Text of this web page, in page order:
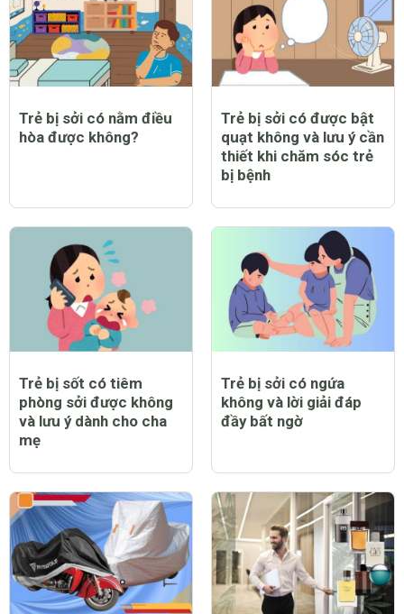
Trẻ bị sởi có nằm điều
hòa được không?
Trẻ bị sởi có được bật
quạt không và lưu ý cần
thiết khi chăm sóc trẻ
bị bệnh
Trẻ bị sốt có tiêm
phòng sởi được không
và lưu ý dành cho cha
mẹ
Trẻ bị sởi có ngứa
không và lời giải đáp
đầy bất ngờ